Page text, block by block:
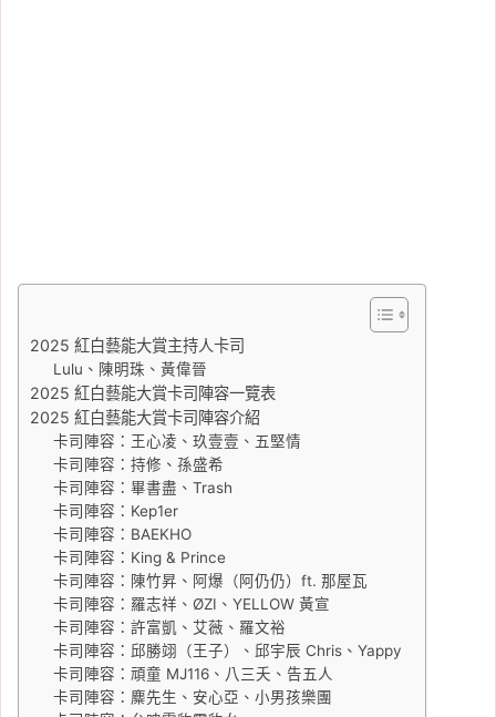
2025 紅白藝能大賞主持人卡司
Lulu、陳明珠、黃偉晉
2025 紅白藝能大賞卡司陣容一覽表
2025 紅白藝能大賞卡司陣容介紹
卡司陣容：王心凌、玖壹壹、五堅情
卡司陣容：持修、孫盛希
卡司陣容：畢書盡、Trash
卡司陣容：Kep1er
卡司陣容：BAEKHO
卡司陣容：King & Prince
卡司陣容：陳竹昇、阿爆（阿仍仍）ft. 那屋瓦
卡司陣容：羅志祥、ØZI、YELLOW 黃宣
卡司陣容：許富凱、艾薇、羅文裕
卡司陣容：邱勝翊（王子）、邱宇辰 Chris、Yappy
卡司陣容：頑童 MJ116、八三夭、告五人
卡司陣容：麋先生、安心亞、小男孩樂團